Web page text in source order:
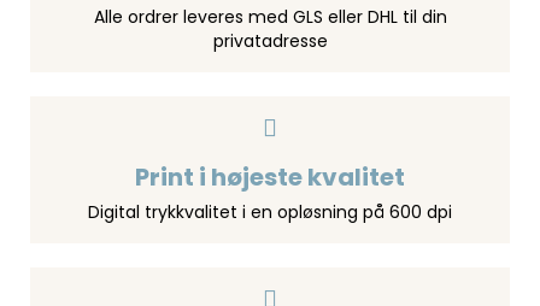
Alle ordrer leveres med GLS eller DHL til din
privatadresse
Print i højeste kvalitet
Digital trykkvalitet i en opløsning på 600 dpi